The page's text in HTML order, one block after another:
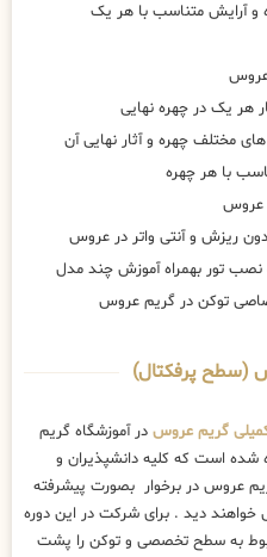
و آرایش متناسب با هر یک
هر یک در چهره نهایی
مختلف چهره و آثار نهایی آن
با هر چهره
عروس
ریزش و آنتی واتر در عروس
نصب تور بهمراه آموزش چند مدل
توکن در گریم عروس
عروس (سطح پرفکتال)
گریم عروس در آموزشگاه گریم
شده است که کلیه دانشپذیران و
عروس در برخوار بصورت پیشرفته
خواهند دید . برای شرکت در این دوره
به سطح تخصصی و توکن را پشت